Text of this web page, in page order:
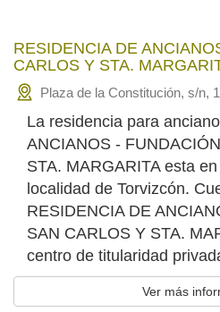
RESIDENCIA DE
CARLOS Y STA.
Plaza de la Constitución, s/n,
La residencia para
ANCIANOS -
STA. MARGARITA esta
localidad de Torvizcón.
RESIDENCIA DE
SAN CARLOS Y STA.
centro de titularidad
Ver más